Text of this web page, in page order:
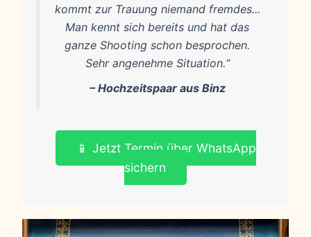
kommt zur Trauung niemand fremdes...
Man kennt sich bereits und hat das
ganze Shooting schon besprochen.
Sehr angenehme Situation.“
– Hochzeitspaar aus Binz
📱 Jetzt Termin über WhatsApp
sichern